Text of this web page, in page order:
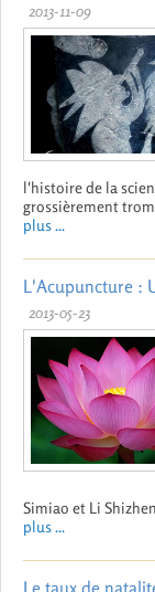
2013-11-09
l'histoire de la
grossièrement
plus ...
L'Acupuncture :
2013-05-23
Simiao et Li
plus ...